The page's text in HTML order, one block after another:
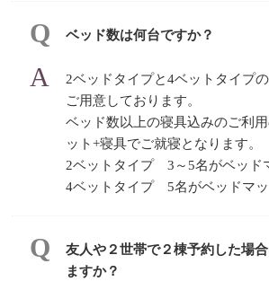
ベッド数は何台ですか？
2ベッドタイプと4ベットタイプ
ご用意しております。
ベッド数以上の寝具込みのご利
ット+寝具でご就寝となります。
2ベットタイプ 3～5名がベッド
4ベットタイプ 5名がベッドマ
友人や２世帯で２棟予約した場
ますか？